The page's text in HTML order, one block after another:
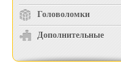
Головоломки
Дополнительные